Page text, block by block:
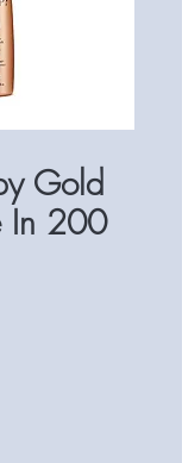
Gold
In 200